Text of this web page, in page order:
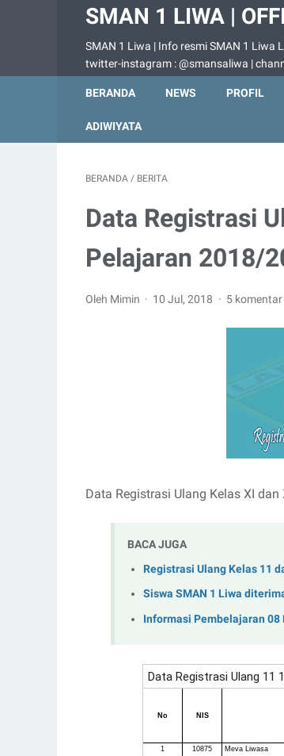
SMAN 1 LIWA |
SMAN 1 Liwa | Info resmi SMAN 1 Liwa
twitter-instagram : @smansaliwa |
BERANDA NEWS PROFIL
ADIWIYATA
BERANDA / BERITA
Data Registrasi
Pelajaran 2018/
Oleh Mimin 10 Jul, 2018 5 komentar
Data Registrasi Ulang Kelas XI
BACA JUGA
Registrasi Ulang Kelas 11
Siswa SMAN 1 Liwa
Informasi Pembelajaran 08